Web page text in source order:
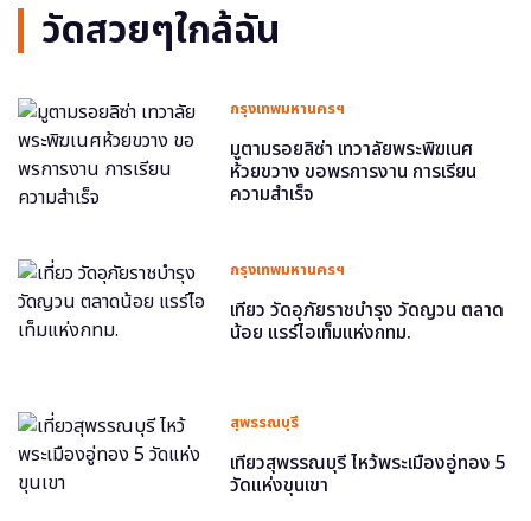
วัดสวยๆใกล้ฉัน
กรุงเทพมหานครฯ
มูตามรอยลิซ่า เทวาลัยพระพิฆเนศ
ห้วยขวาง ขอพรการงาน การเรียน
ความสำเร็จ
กรุงเทพมหานครฯ
เที่ยว วัดอุภัยราชบำรุง วัดญวน ตลาด
น้อย แรร์ไอเท็มแห่งกทม.
สุพรรณบุรี
เที่ยวสุพรรณบุรี ไหว้พระเมืองอู่ทอง 5
วัดแห่งขุนเขา